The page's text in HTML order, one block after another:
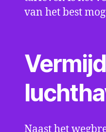
van het best
Naast het